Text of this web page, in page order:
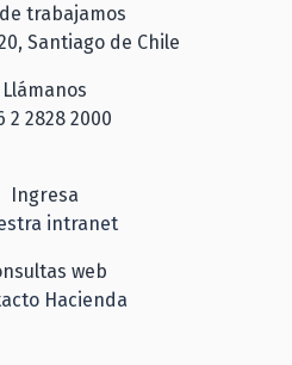
trabajamos
Santiago de Chile
Llámanos
2 2828 2000
Ingresa
intranet
web
Hacienda